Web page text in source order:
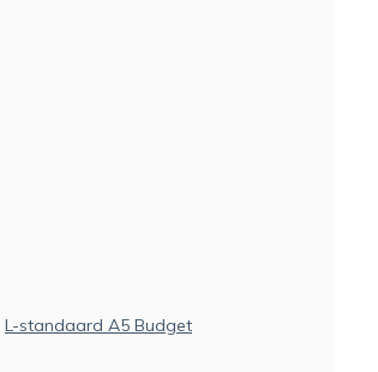
L-standaard A5 Budget